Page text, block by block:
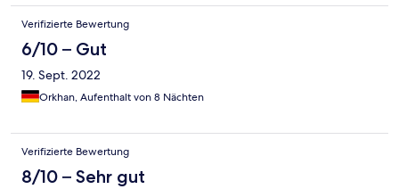
Verifizierte Bewertung
6/10 – Gut
19. Sept. 2022
Orkhan, Aufenthalt von 8 Nächten
Verifizierte Bewertung
8/10 – Sehr gut